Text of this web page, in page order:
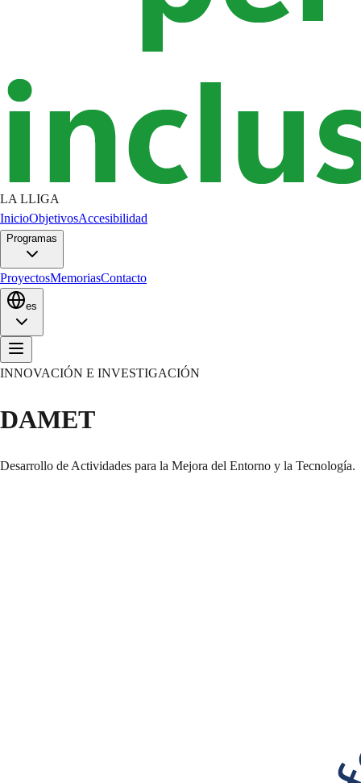
LA LLIGA
InicioObjetivosAccesibilidad
Programas
ProyectosMemoriasContacto
es
INNOVACIÓN E INVESTIGACIÓN
DAMET
Desarrollo de Actividades para la Mejora del Entorno y la Tecnología.